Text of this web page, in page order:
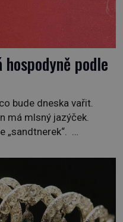
podle
bude dneska vařit.
má mlsný jazýček.
„sandtnerek“.
kterou má v kuchyni k
republiky fungoval kvůli
[…]